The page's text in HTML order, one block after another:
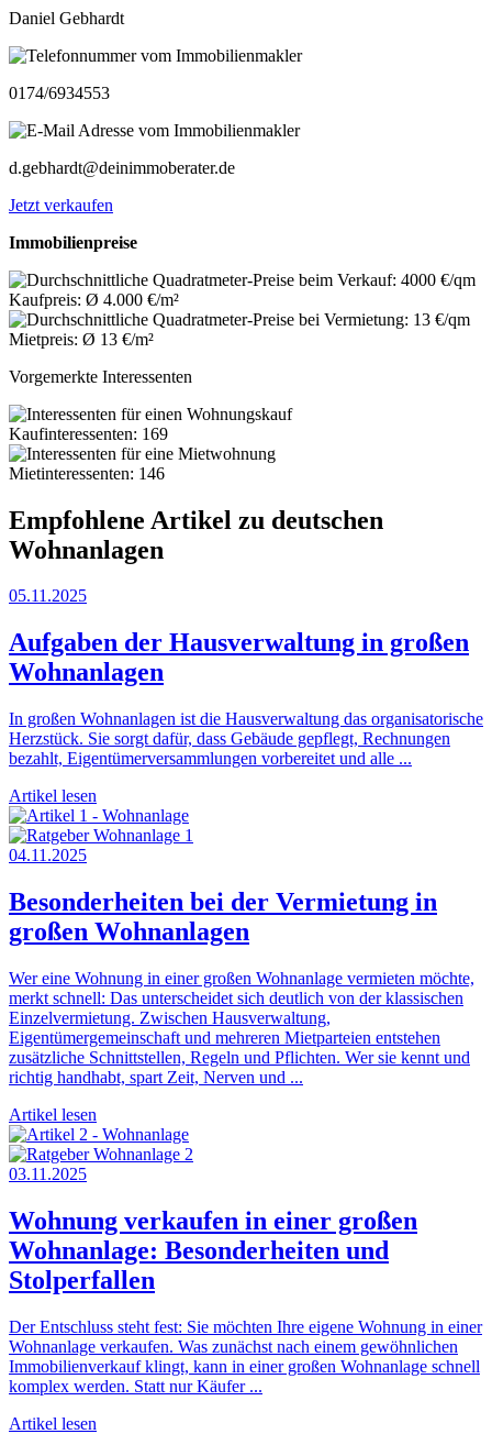
Daniel Gebhardt
0174/6934553
d.gebhardt@deinimmoberater.de
Jetzt verkaufen
Immobilienpreise
Kaufpreis: Ø 4.000 €/m²
Mietpreis: Ø 13 €/m²
Vorgemerkte Interessenten
Kaufinteressenten: 169
Mietinteressenten: 146
Empfohlene Artikel zu deutschen
Wohnanlagen
05.11.2025
Aufgaben der Hausverwaltung in großen
Wohnanlagen
In großen Wohnanlagen ist die Hausverwaltung das organisatorische
Herzstück. Sie sorgt dafür, dass Gebäude gepflegt, Rechnungen
bezahlt, Eigentümerversammlungen vorbereitet und alle ...
Artikel lesen
04.11.2025
Besonderheiten bei der Vermietung in
großen Wohnanlagen
Wer eine Wohnung in einer großen Wohnanlage vermieten möchte,
merkt schnell: Das unterscheidet sich deutlich von der klassischen
Einzelvermietung. Zwischen Hausverwaltung,
Eigentümergemeinschaft und mehreren Mietparteien entstehen
zusätzliche Schnittstellen, Regeln und Pflichten. Wer sie kennt und
richtig handhabt, spart Zeit, Nerven und ...
Artikel lesen
03.11.2025
Wohnung verkaufen in einer großen
Wohnanlage: Besonderheiten und
Stolperfallen
Der Entschluss steht fest: Sie möchten Ihre eigene Wohnung in einer
Wohnanlage verkaufen. Was zunächst nach einem gewöhnlichen
Immobilienverkauf klingt, kann in einer großen Wohnanlage schnell
komplex werden. Statt nur Käufer ...
Artikel lesen